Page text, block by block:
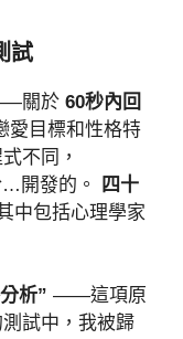
試
關於 60秒內回
愛目標和性格特
不同，
…開發的。
四十
中包括心理學家
析” ——這項原
試中，我被歸